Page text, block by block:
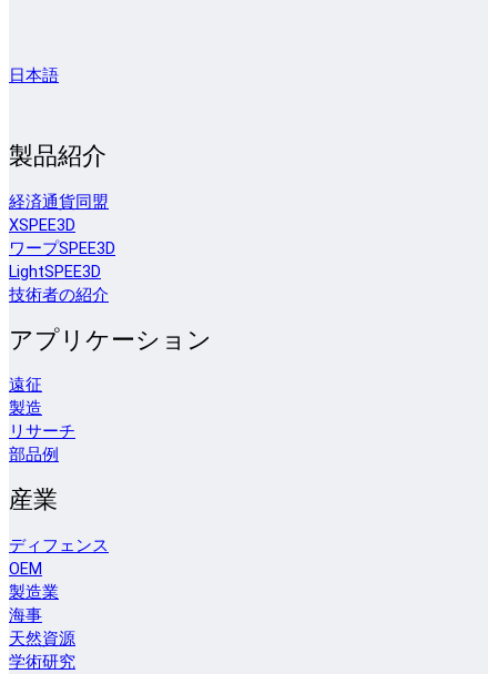
日本語
製品紹介
経済通貨同盟
XSPEE3D
ワープSPEE3D
LightSPEE3D
技術者の紹介
アプリケーション
遠征
製造
リサーチ
部品例
産業
ディフェンス
OEM
製造業
海事
天然資源
学術研究